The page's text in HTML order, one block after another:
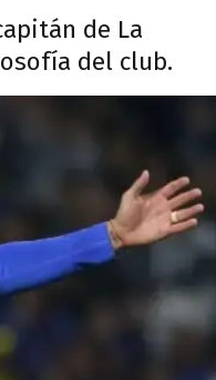
de La
del club.